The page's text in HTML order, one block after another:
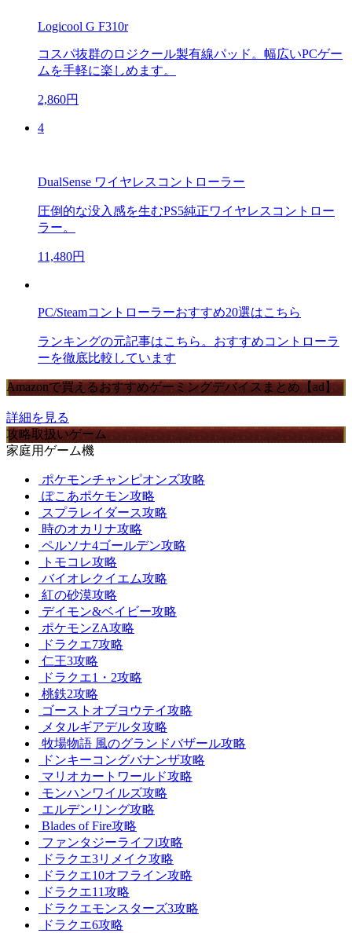
Logicool G F310r
コスパ抜群のロジクール製有線パッド。幅広いPCゲー
ムを手軽に楽しめます。
2,860円
4
DualSense ワイヤレスコントローラー
圧倒的な没入感を生むPS5純正ワイヤレスコントロー
ラー。
11,480円
PC/Steamコントローラーおすすめ20選はこちら
ランキングの元記事はこちら。おすすめコントローラ
ーを徹底比較しています
Amazonで買えるおすすめゲーミングデバイスまとめ【ad】
詳細を見る
攻略取扱いゲーム
家庭用ゲーム機
ポケモンチャンピオンズ攻略
ぽこあポケモン攻略
スプラレイダース攻略
時のオカリナ攻略
ペルソナ4ゴールデン攻略
トモコレ攻略
バイオレクイエム攻略
紅の砂漠攻略
デイモン&ベイビー攻略
ポケモンZA攻略
ドラクエ7攻略
仁王3攻略
ドラクエ1・2攻略
桃鉄2攻略
ゴーストオブヨウテイ攻略
メタルギアデルタ攻略
牧場物語 風のグランドバザール攻略
ドンキーコングバナンザ攻略
マリオカートワールド攻略
モンハンワイルズ攻略
エルデンリング攻略
Blades of Fire攻略
ファンタジーライフi攻略
ドラクエ3リメイク攻略
ドラクエ10オフライン攻略
ドラクエ11攻略
ドラクエモンスターズ3攻略
ドラクエ6攻略